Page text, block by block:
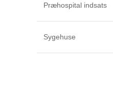
Præhospital indsats
Sygehuse